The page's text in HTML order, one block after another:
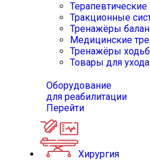
Тракционные
Тренажёры
Медицинские
Тренажёры
Товары для
Оборудование
для реабилитации
Перейти
Хирургия